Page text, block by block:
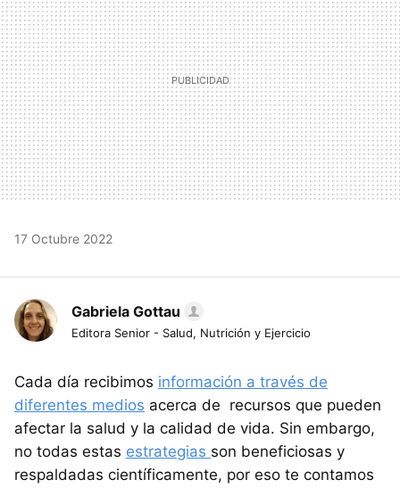
17 Octubre 2022
Gabriela Gottau
Editora Senior - Salud, Nutrición y Ejercicio
Cada día recibimos información a través de
diferentes medios acerca de recursos que pueden
afectar la salud y la calidad de vida. Sin embargo,
no todas estas estrategias son beneficiosas y
respaldadas científicamente, por eso te contamos